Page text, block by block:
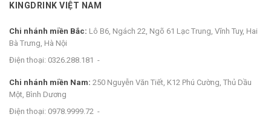
KINGDRINK VIỆT NAM
Chi nhánh miền Bắc: Lô B6, Ngách 22, Ngõ 61 Lạc Trung, Vĩnh Tuy, Hai
Bà Trưng, Hà Nội
Điện thoại: 0326.288.181 -
Chi nhánh miền Nam: 250 Nguyễn Văn Tiết, K12 Phú Cường, Thủ Dầu
Một, Bình Dương
Điện thoại: 0978.9999.72 -